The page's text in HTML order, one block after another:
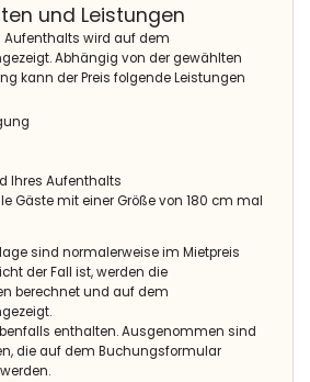
und ein toller Garten mit Pool! Wir
empfehlen!
- Mai 2013 - Niederlande :
villa met alles erop en eraan. Alles
was aanwezig, mooie meubels en een
hierdoor een hele fijne vakantie
Villa mit allem Drum und Dran.
war da, schöne Möbel und ein toller
einen sehr schönen Urlaub gehabt!
und Leistungen
Aufenthalts wird auf dem
Abhängig von der gewählten
kann der Preis folgende Leistungen
Ihres Aufenthalts
Gäste mit einer Größe von 180 cm mal
sind normalerweise im Mietpreis
der Fall ist, werden die
berechnet und auf dem
enthalten. Ausgenommen sind
die auf dem Buchungsformular